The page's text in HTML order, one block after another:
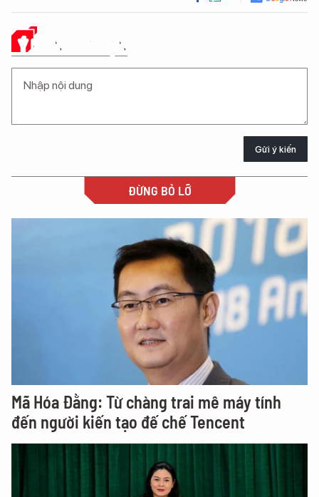
Ý KIẾN CỦA BẠN
Gửi ý kiến
ĐỪNG BỎ LỠ
Mã Hóa Đằng: Từ chàng trai mê máy tính
đến người kiến tạo đế chế Tencent